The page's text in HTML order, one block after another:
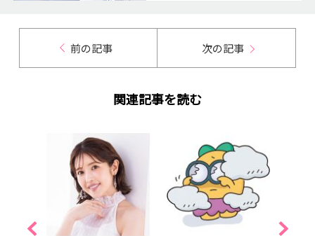
前の記事 次の記事
関連記事を読む